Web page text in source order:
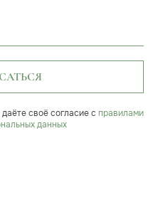
своё согласие с правилами
данных